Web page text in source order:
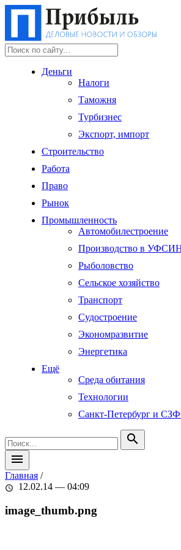
Деньги
Налоги
Таможня
Турбизнес
Экспорт, импорт
Строительство
Работа
Право
Рынок
Промышленность
Автомобилестроение
Производство в
Рыболовство
Сельское хозяйство
Транспорт
Судостроение
Экономразвитие
Энергетика
Ещё
Среда обитания
Технологии
Санкт-Петербург и
search
menu
Главная /
schedule 12.02.14 — 04:09
image_thumb.png